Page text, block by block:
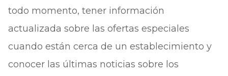
todo momento, tener información
actualizada sobre las ofertas especiales
cuando están cerca de un establecimiento y
conocer las últimas noticias sobre los